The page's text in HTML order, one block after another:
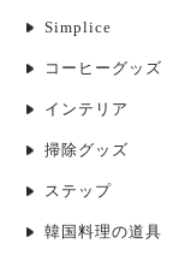
Simplice
コーヒーグッズ
インテリア
掃除グッズ
ステップ
韓国料理の道具